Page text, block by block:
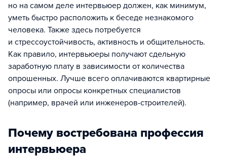
но на самом деле интервьюер должен, как минимум,
уметь быстро расположить к беседе незнакомого
человека. Также здесь потребуется
и стрессоустойчивость, активность и общительность.
Как правило, интервьюеры получают сдельную
заработную плату в зависимости от количества
опрошенных. Лучше всего оплачиваются квартирные
опросы или опросы конкретных специалистов
(например, врачей или инженеров-строителей).
Почему востребована профессия
интервьюера